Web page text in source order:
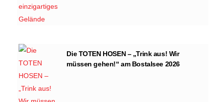
Die TOTEN HOSEN – „Trink aus! Wir
müssen gehen!“ am Bostalsee 2026